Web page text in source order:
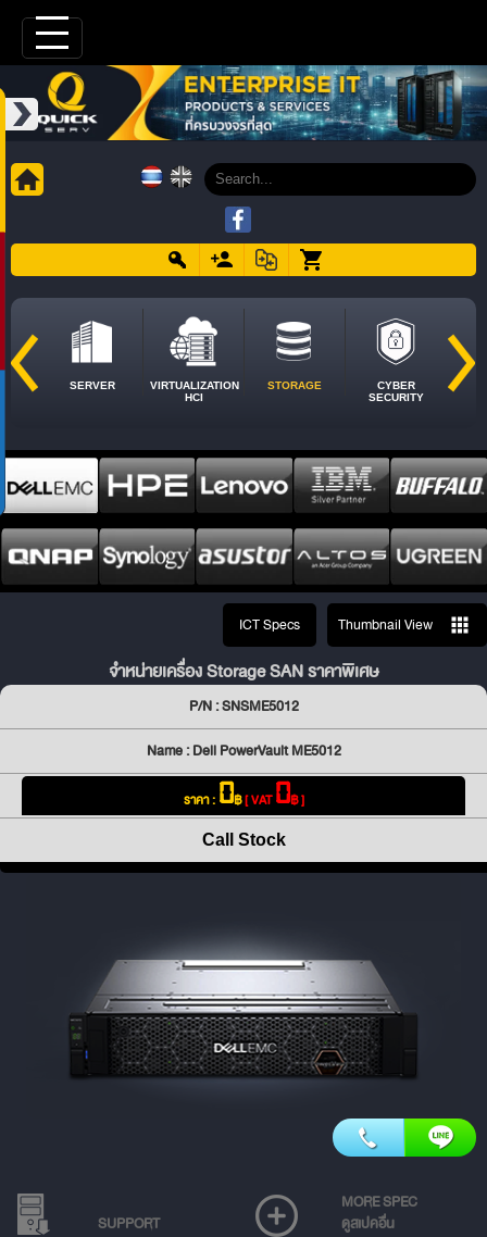
SERVER
VIRTUALIZATION
HCI
STORAGE
CYBER
SECURITY
ICT Specs Thumbnail View
จำหน่ายเครื่อง Storage SAN ราคาพิเศษ
P/N : SNSME5012
Name : Dell PowerVault ME5012
ราคา : 0฿[ VAT0฿ ]
Call Stock
SUPPORT
MORE SPEC
ดูสเปคอื่น